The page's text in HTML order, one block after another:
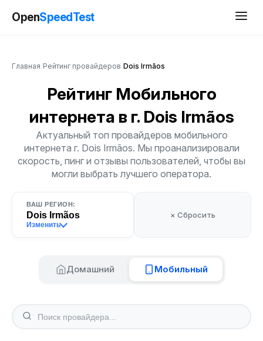
OpenSpeedTest
Главная Рейтинг провайдеров Dois Irmãos
Рейтинг Мобильного
интернета в г. Dois Irmãos
Актуальный топ провайдеров мобильного
интернета г. Dois Irmãos. Мы проанализировали
скорость, пинг и отзывы пользователей, чтобы вы
могли выбрать лучшего оператора.
ВАШ РЕГИОН:
Dois Irmãos
Изменить
× Сбросить
Домашний Мобильный